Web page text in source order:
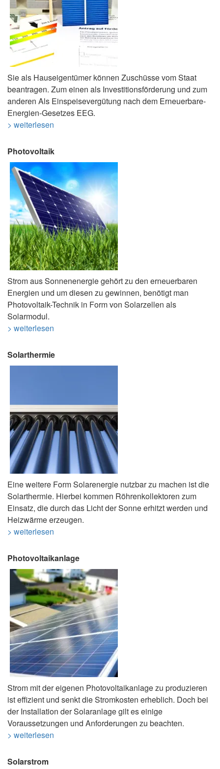
Sie als Hauseigentümer können Zuschüsse vom Staat
beantragen. Zum einen als Investitionsförderung und zum
anderen Als Einspeisevergütung nach dem Erneuerbare-
Energien-Gesetzes EEG.
> weiterlesen
Photovoltaik
Strom aus Sonnenenergie gehört zu den erneuerbaren
Energien und um diesen zu gewinnen, benötigt man
Photovoltaik-Technik in Form von Solarzellen als
Solarmodul.
> weiterlesen
Solarthermie
Eine weitere Form Solarenergie nutzbar zu machen ist die
Solarthermie. Hierbei kommen Röhrenkollektoren zum
Einsatz, die durch das Licht der Sonne erhitzt werden und
Heizwärme erzeugen.
> weiterlesen
Photovoltaikanlage
Strom mit der eigenen Photovoltaikanlage zu produzieren
ist effizient und senkt die Stromkosten erheblich. Doch bei
der Installation der Solaranlage gilt es einige
Voraussetzungen und Anforderungen zu beachten.
> weiterlesen
Solarstrom